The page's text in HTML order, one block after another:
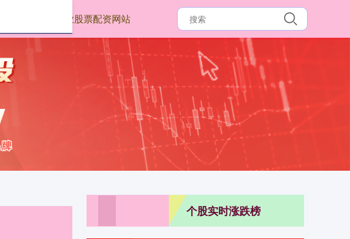
配资专业股票配资网站
个股实时涨跌榜